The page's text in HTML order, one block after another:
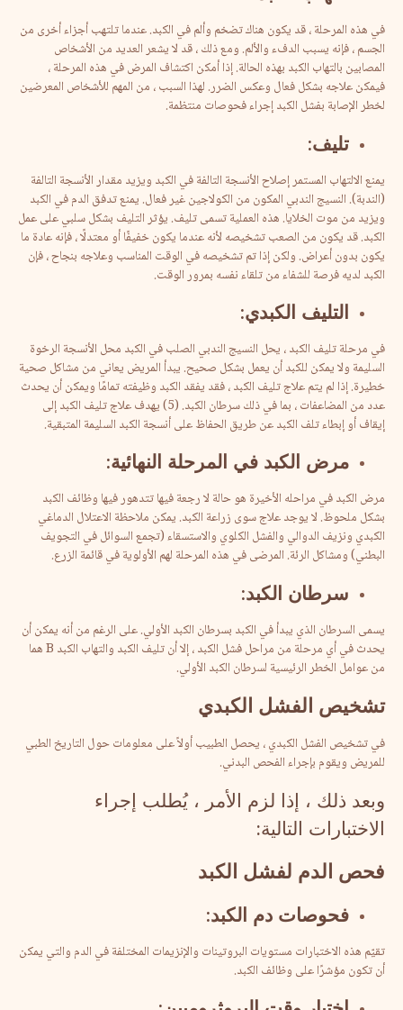
في هذه المرحلة ، قد يكون هناك تضخم وألم في الكبد. عندما تلتهب أجزاء أخرى من
الجسم ، فإنه يسبب الدفء والألم. ومع ذلك ، قد لا يشعر العديد من الأشخاص
المصابين بالتهاب الكبد بهذه الحالة. إذا أمكن اكتشاف المرض في هذه المرحلة ،
فيمكن علاجه بشكل فعال وعكس الضرر. لهذا السبب ، من المهم للأشخاص المعرضين
لخطر الإصابة بفشل الكبد إجراء فحوصات منتظمة.
تليف:
يمنع الالتهاب المستمر إصلاح الأنسجة التالفة في الكبد ويزيد مقدار الأنسجة التالفة
(الندبة). النسيج الندبي المكون من الكولاجين غير فعال. يمنع تدفق الدم في الكبد
ويزيد من موت الخلايا. هذه العملية تسمى تليف. يؤثر التليف بشكل سلبي على عمل
الكبد. قد يكون من الصعب تشخيصه لأنه عندما يكون خفيفًا أو معتدلًا ، فإنه عادة ما
يكون بدون أعراض. ولكن إذا تم تشخيصه في الوقت المناسب وعلاجه بنجاح ، فإن
الكبد لديه فرصة للشفاء من تلقاء نفسه بمرور الوقت.
التليف الكبدي:
في مرحلة تليف الكبد ، يحل النسيج الندبي الصلب في الكبد محل الأنسجة الرخوة
السليمة ولا يمكن للكبد أن يعمل بشكل صحيح. يبدأ المريض يعاني من مشاكل صحية
خطيرة. إذا لم يتم علاج تليف الكبد ، فقد يفقد الكبد وظيفته تمامًا ويمكن أن يحدث
عدد من المضاعفات ، بما في ذلك سرطان الكبد. (5) يهدف علاج تليف الكبد إلى
إيقاف أو إبطاء تلف الكبد عن طريق الحفاظ على أنسجة الكبد السليمة المتبقية.
مرض الكبد في المرحلة النهائية:
مرض الكبد في مراحله الأخيرة هو حالة لا رجعة فيها تتدهور فيها وظائف الكبد
بشكل ملحوظ. لا يوجد علاج سوى زراعة الكبد. يمكن ملاحظة الاعتلال الدماغي
الكبدي ونزيف الدوالي والفشل الكلوي والاستسقاء (تجمع السوائل في التجويف
البطني) ومشاكل الرئة. المرضى في هذه المرحلة لهم الأولوية في قائمة الزرع.
سرطان الكبد:
يسمى السرطان الذي يبدأ في الكبد بسرطان الكبد الأولي. على الرغم من أنه يمكن أن
يحدث في أي مرحلة من مراحل فشل الكبد ، إلا أن تليف الكبد والتهاب الكبد B هما
من عوامل الخطر الرئيسية لسرطان الكبد الأولي.
تشخيص الفشل الكبدي
في تشخيص الفشل الكبدي ، يحصل الطبيب أولاً على معلومات حول التاريخ الطبي
للمريض ويقوم بإجراء الفحص البدني.
وبعد ذلك ، إذا لزم الأمر ، يُطلب إجراء
الاختبارات التالية:
فحص الدم لفشل الكبد
فحوصات دم الكبد:
تقيّم هذه الاختبارات مستويات البروتينات والإنزيمات المختلفة في الدم والتي يمكن
أن تكون مؤشرًا على وظائف الكبد.